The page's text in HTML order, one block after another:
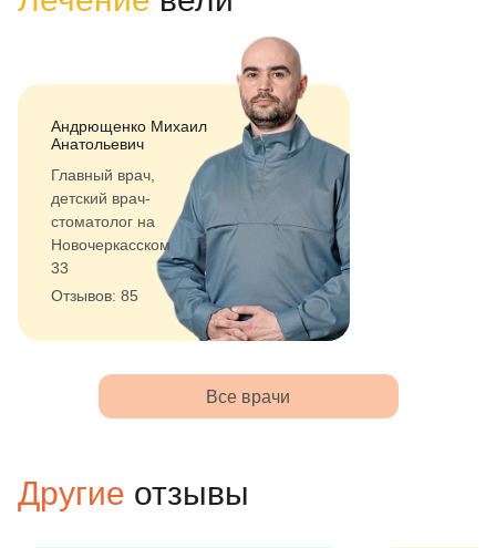
Андрющенко Михаил
Анатольевич
Главный врач,
детский врач-
стоматолог на
Новочеркасском
33
Отзывов: 85
Все врачи
Другие отзывы